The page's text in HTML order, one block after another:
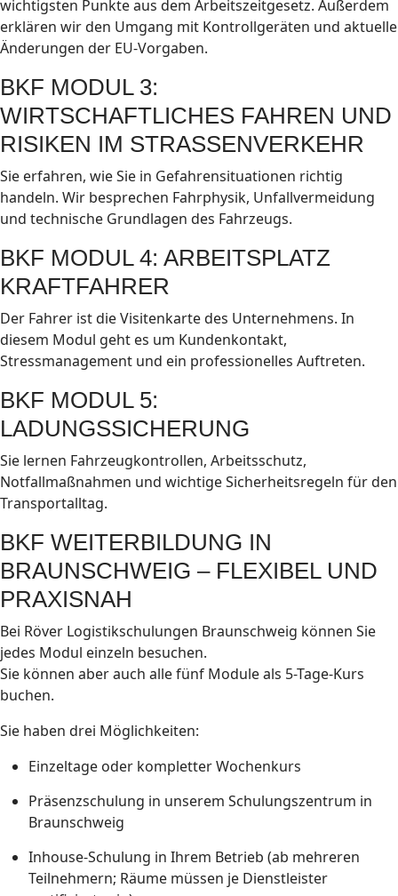
wichtigsten Punkte aus dem Arbeitszeitgesetz. Außerdem
erklären wir den Umgang mit Kontrollgeräten und aktuelle
Änderungen der EU-Vorgaben.
BKF MODUL 3:
WIRTSCHAFTLICHES FAHREN UND
RISIKEN IM STRASSENVERKEHR
Sie erfahren, wie Sie in Gefahrensituationen richtig
handeln. Wir besprechen Fahrphysik, Unfallvermeidung
und technische Grundlagen des Fahrzeugs.
BKF MODUL 4: ARBEITSPLATZ
KRAFTFAHRER
Der Fahrer ist die Visitenkarte des Unternehmens. In
diesem Modul geht es um Kundenkontakt,
Stressmanagement und ein professionelles Auftreten.
BKF MODUL 5:
LADUNGSSICHERUNG
Sie lernen Fahrzeugkontrollen, Arbeitsschutz,
Notfallmaßnahmen und wichtige Sicherheitsregeln für den
Transportalltag.
BKF WEITERBILDUNG IN
BRAUNSCHWEIG – FLEXIBEL UND
PRAXISNAH
Bei Röver Logistikschulungen Braunschweig können Sie
jedes Modul einzeln besuchen.
Sie können aber auch alle fünf Module als 5-Tage-Kurs
buchen.
Sie haben drei Möglichkeiten:
Einzeltage oder kompletter Wochenkurs
Präsenzschulung in unserem Schulungszentrum in
Braunschweig
Inhouse-Schulung in Ihrem Betrieb (ab mehreren
Teilnehmern; Räume müssen je Dienstleister